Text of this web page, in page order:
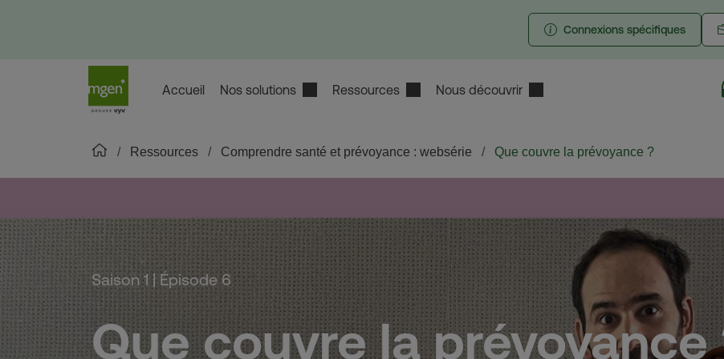
Connexions spécifiques
Accueil Nos solutions Ressources Nous découvrir
Ressources Comprendre santé et prévoyance : websérie Que couvre la prévoyance ?
Saison 1 | Épisode 6
Que couvre la prévoyance